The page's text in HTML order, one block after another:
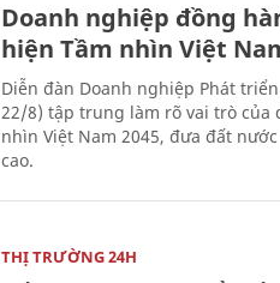
Doanh nghiệp đồng
hiện Tầm nhìn Việt
Diễn đàn Doanh nghiệp Phát triển
22/8) tập trung làm rõ vai trò
nhìn Việt Nam 2045, đưa đất
cao.
THỊ TRƯỜNG 24H